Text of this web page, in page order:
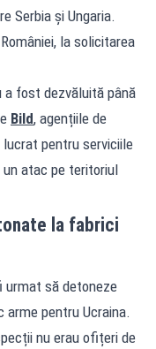
Serbia și Ungaria.
la solicitarea
a fost dezvăluită până
Bild, agențiile de
pentru serviciile
atac pe teritoriul
la fabrici
urmat să detoneze
pentru Ucraina.
nu erau ofițeri de